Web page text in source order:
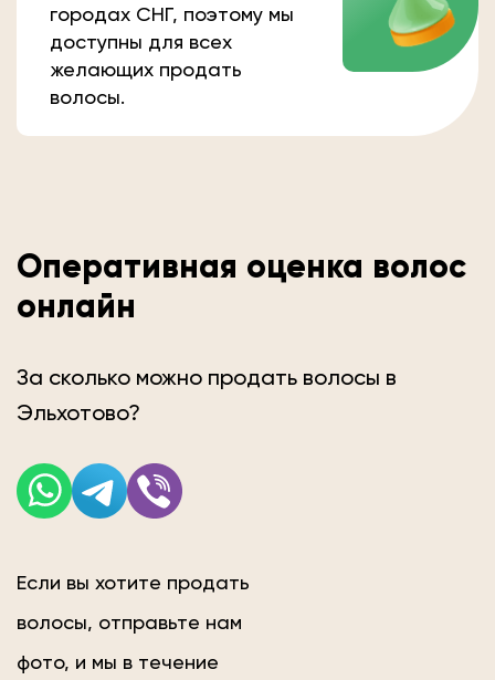
городах СНГ, поэтому мы
доступны для всех
желающих продать
волосы.
Оперативная оценка волос
онлайн
За сколько можно продать волосы в
Эльхотово?
Если вы хотите продать
волосы, отправьте нам
фото, и мы в течение